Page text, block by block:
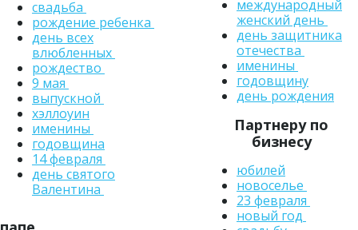
свадьба
рождение ребенка
день всех
влюбленных
рождество
9 мая
выпускной
хэллоуин
именины
годовщина
14 февраля
день святого
Валентина
международный
женский день
день защитника
отечества
именины
годовщину
день рождения
Партнеру по
бизнесу
юбилей
новоселье
23 февраля
новый год